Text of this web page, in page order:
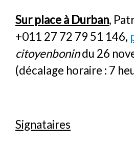
Sur place à Durban,
+011 27 72 79 51 146,
citoyenbonindu 26
(décalage horaire : 7
Signataires